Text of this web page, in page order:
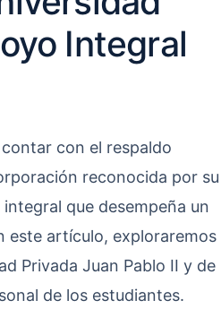
Integral
con el respaldo
reconocida por su
que desempeña un
este artículo, exploraremos
Privada Juan Pablo II y de
de los estudiantes.